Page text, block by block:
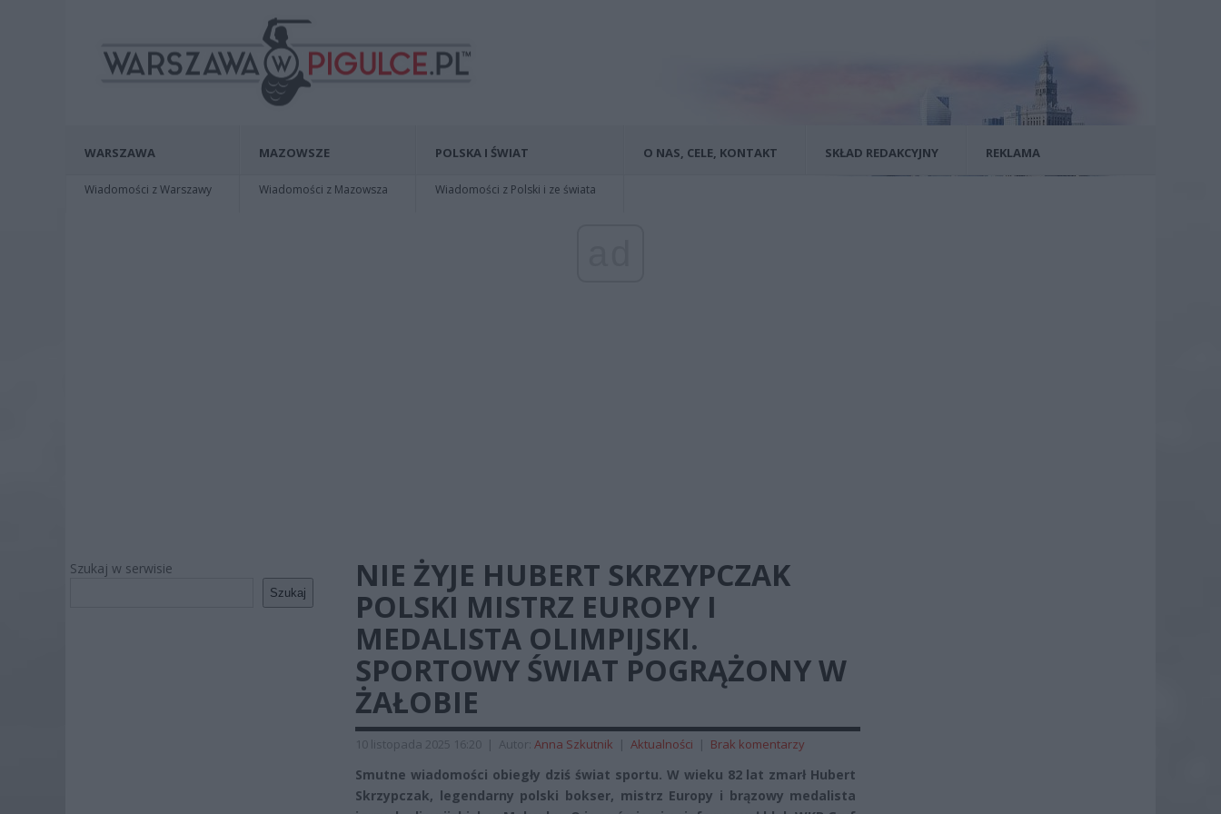
WARSZAWA
Wiadomości z Warszawy
MAZOWSZE
Wiadomości z Mazowsza
POLSKA I ŚWIAT
Wiadomości z Polski i ze świata
O NAS, CELE, KONTAKT SKŁAD REDAKCYJNY REKLAMA
Szukaj w serwisie
Szukaj
NIE ŻYJE HUBERT SKRZYPCZAK
POLSKI MISTRZ EUROPY I
MEDALISTA OLIMPIJSKI.
SPORTOWY ŚWIAT POGRĄŻONY W
ŻAŁOBIE
10 listopada 2025 16:20 | Autor: Anna Szkutnik | Aktualności | Brak komentarzy
Smutne wiadomości obiegły dziś świat sportu. W wieku 82 lat zmarł Hubert
Skrzypczak, legendarny polski bokser, mistrz Europy i brązowy medalista